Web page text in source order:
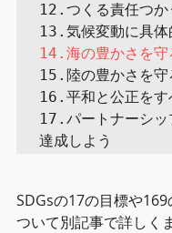
12.つくる責任つか
15.陸の豊かさを守
16.平和と公正をす
17.パートナーシッ
達成しよう
SDGsの17の目標や
ついて別記事で詳しく